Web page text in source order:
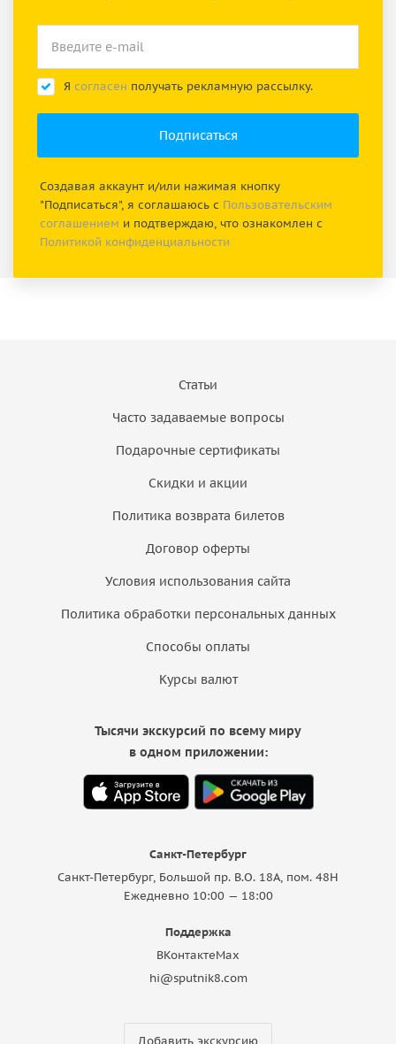
Я согласен получать рекламную рассылку.
Создавая аккаунт и/или нажимая кнопку
"Подписаться", я соглашаюсь с Пользовательским
соглашением и подтверждаю, что ознакомлен с
Политикой конфиденциальности
Статьи
Часто задаваемые вопросы
Подарочные сертификаты
Скидки и акции
Политика возврата билетов
Договор оферты
Условия использования сайта
Политика обработки персональных данных
Способы оплаты
Курсы валют
Санкт-Петербург
Санкт-Петербург, Большой пр. В.О. 18A, пом. 48Н
Ежедневно 10:00 — 18:00
Поддержка
ВКонтактеMax
hi@sputnik8.com
Добавить экскурсию
Тысячи экскурсий по всему миру
в одном приложении: